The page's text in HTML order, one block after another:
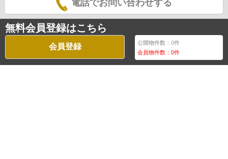
電話でお問い合わせする
無料会員登録はこちら
会員登録 公開物件数：0件
会員物件数：0件